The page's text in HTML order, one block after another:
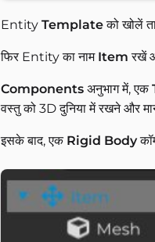
Entity Templateको खोलें
फिर Entity का नाम Item रखें
Components अनुभाग में, एक
वस्तु को 3D दुनिया में रखने और
इसके बाद, एक Rigid Body